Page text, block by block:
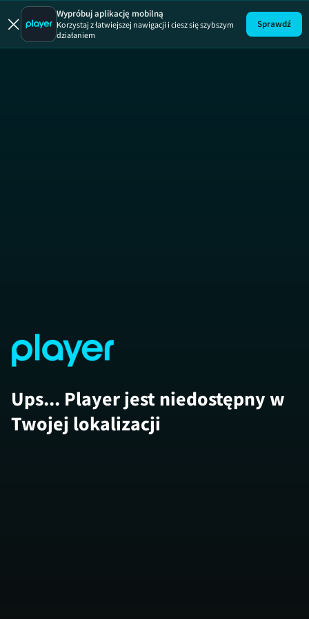
19 + ODCINEK 334
19 +
Wypróbuj aplikację mobilną
Korzystaj z łatwiejszej nawigacji i ciesz się szybszym
działaniem
Sprawdź
Ups... Player jest niedostępny w
Twojej lokalizacji